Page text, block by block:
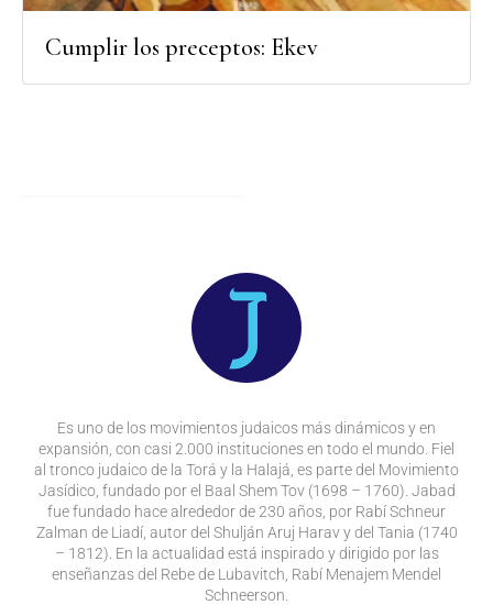
Cumplir los preceptos: Ekev
Es uno de los movimientos judaicos más dinámicos y en
expansión, con casi 2.000 instituciones en todo el mundo. Fiel
al tronco judaico de la Torá y la Halajá, es parte del Movimiento
Jasídico, fundado por el Baal Shem Tov (1698 – 1760). Jabad
fue fundado hace alrededor de 230 años, por Rabí Schneur
Zalman de Liadí, autor del Shulján Aruj Harav y del Tania (1740
– 1812). En la actualidad está inspirado y dirigido por las
enseñanzas del Rebe de Lubavitch, Rabí Menajem Mendel
Schneerson.